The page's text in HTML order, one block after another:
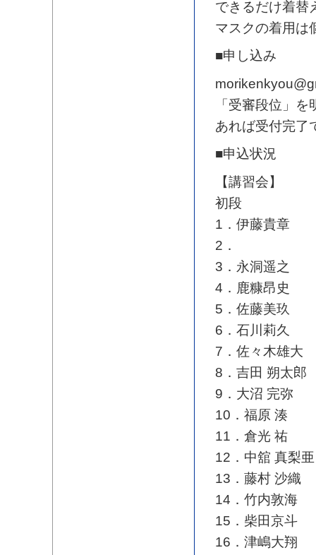
できるだけ着替
マスクの着用は
■申し込み
「受審段位」
あれば受付完了
■申込状況
【講習会】
初段
1．伊藤貴章
2．
3．永洞遥之
4．鹿糠昂史
5．佐藤美玖
6．石川莉久
7．佐々木雄大
8．吉田 朔太郎
9．大沼 完弥
10．福原 湊
11．倉光 祐
12．中舘 真梨亜
13．藤村 沙織
14．竹内敦海
15．柴田京斗
16．津嶋大翔